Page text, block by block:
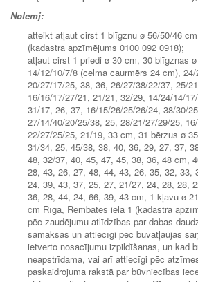
Nolemj:
atteikt atļaut cirst 1 blīgznu ø 56/50/46
(kadastra apzīmējums 0100 092 0918);
atļaut cirst 1 priedi ø 30 cm, 30 blīgznas
14/12/10/7/8 (celma caurmērs 24 cm),
20/27/17/25, 38, 36, 26/27/38/22/37, 25/
16/16/17/27/21, 21/21, 32/29, 14/24/14/
31/17, 26, 37, 16/15/26/25/26/24, 38/30/
27/14/40/20/25/38, 25, 28/21/27/29/25,
22/27/25/25, 21/19, 33 cm, 31 bērzus ø
31/34, 25, 45/38, 38, 40, 36, 29, 27, 37,
48, 32/37, 40, 45, 47, 45, 38, 36, 48 cm,
28, 43, 26, 27, 48, 44, 43, 26, 35, 32, 33,
24, 39, 43, 37, 25, 27, 21/27, 24, 28, 28,
36, 28, 44, 24, 66, 39, 43 cm, 1 kļavu ø
cm Rīgā, Rembates ielā 1 (kadastra
pēc zaudējumu atlīdzības par dabas
samaksas un attiecīgi pēc būvatļaujas
ietverto nosacījumu izpildīšanas, un kad
neapstrīdama, vai arī attiecīgi pēc
paskaidrojuma rakstā par būvniecības